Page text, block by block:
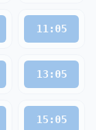
11:05
13:05
15:05